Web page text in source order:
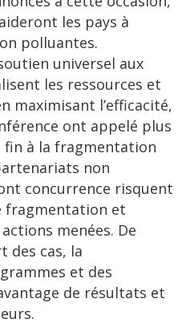
les pays à
polluantes.
universel aux
les ressources et
maximisant l’efficacité,
ont appelé plus
à la fragmentation
non
concurrence risquent
fragmentation et
menées. De
des cas, la
et des
de résultats et